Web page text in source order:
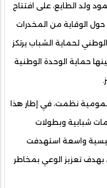
ولد الطايع، على افتتاح
لصالح 2100 شاب حول الوقاية من المخدرات
لحماية الشباب يرتكز
حماية الوحدة الوطنية
نظمت، في إطار هذا
شبابية وبطولات
واسعة استهدفت
بهدف تعزيز الوعي بمخاطر